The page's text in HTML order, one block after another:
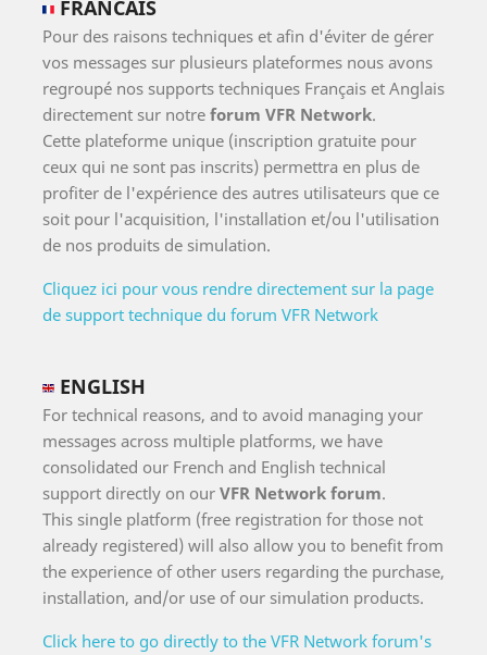
FRANCAIS
Pour des raisons techniques et afin d'éviter de gérer
vos messages sur plusieurs plateformes nous avons
regroupé nos supports techniques Français et Anglais
directement sur notre forum VFR Network.
Cette plateforme unique (inscription gratuite pour
ceux qui ne sont pas inscrits) permettra en plus de
profiter de l'expérience des autres utilisateurs que ce
soit pour l'acquisition, l'installation et/ou l'utilisation
de nos produits de simulation.
Cliquez ici pour vous rendre directement sur la page
de support technique du forum VFR Network
ENGLISH
For technical reasons, and to avoid managing your
messages across multiple platforms, we have
consolidated our French and English technical
support directly on our VFR Network forum.
This single platform (free registration for those not
already registered) will also allow you to benefit from
the experience of other users regarding the purchase,
installation, and/or use of our simulation products.
Click here to go directly to the VFR Network forum's